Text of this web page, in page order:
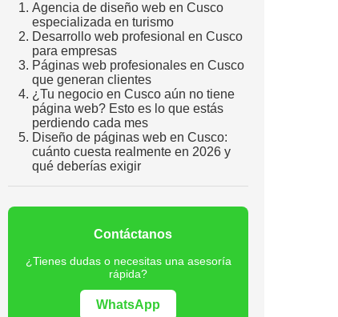
Agencia de diseño web en Cusco
especializada en turismo
Desarrollo web profesional en Cusco
para empresas
Páginas web profesionales en Cusco
que generan clientes
¿Tu negocio en Cusco aún no tiene
página web? Esto es lo que estás
perdiendo cada mes
Diseño de páginas web en Cusco:
cuánto cuesta realmente en 2026 y
qué deberías exigir
Contáctanos
¿Tienes dudas o necesitas una asesoría
rápida?
WhatsApp